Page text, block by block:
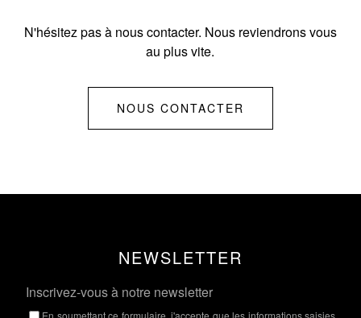
N'hésitez pas à nous contacter. Nous reviendrons vous
au plus vite.
NOUS CONTACTER
NEWSLETTER
Inscrivez-vous à notre newsletter
En soumettant ce formulaire, j'accepte que les informations saisies